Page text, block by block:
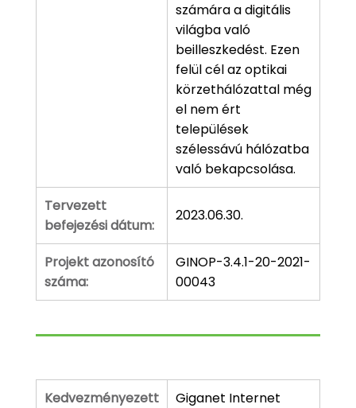
számára a digitális
világba való
beilleszkedést. Ezen
felül cél az optikai
körzethálózattal még
el nem ért
települések
szélessávú hálózatba
való bekapcsolása.
Tervezett
befejezési dátum:
2023.06.30.
Projekt azonosító
száma:
GINOP-3.4.1-20-2021-
00043
Kedvezményezett
Giganet Internet